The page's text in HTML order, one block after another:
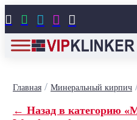
    
Главная/ Минеральный кирпич
← Назад в категорию